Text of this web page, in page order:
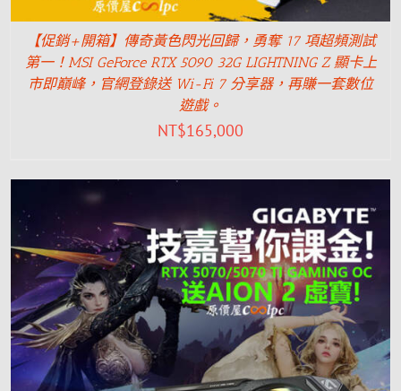
【促銷+開箱】傳奇黃色閃光回歸，勇奪 17 項超頻測試
第一！MSI GeForce RTX 5090 32G LIGHTNING Z 顯卡上
市即巔峰，官網登錄送 Wi-Fi 7 分享器，再賺一套數位
遊戲。
NT$165,000